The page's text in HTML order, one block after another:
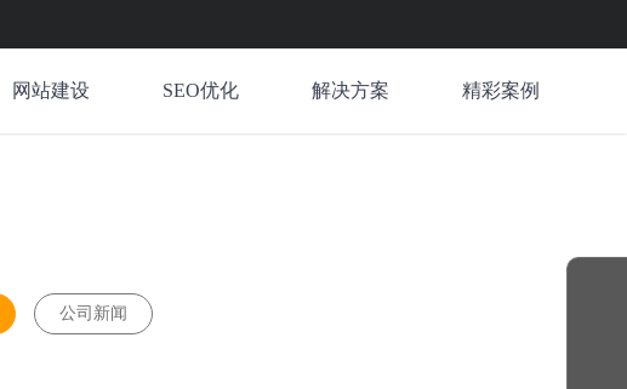
网站建设 SEO优化 解决方案 精彩案例
公司新闻